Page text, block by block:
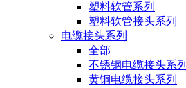
塑料软管系列
塑料软管接头系列
电缆接头系列
全部
不锈钢电缆接头系列
黄铜电缆接头系列